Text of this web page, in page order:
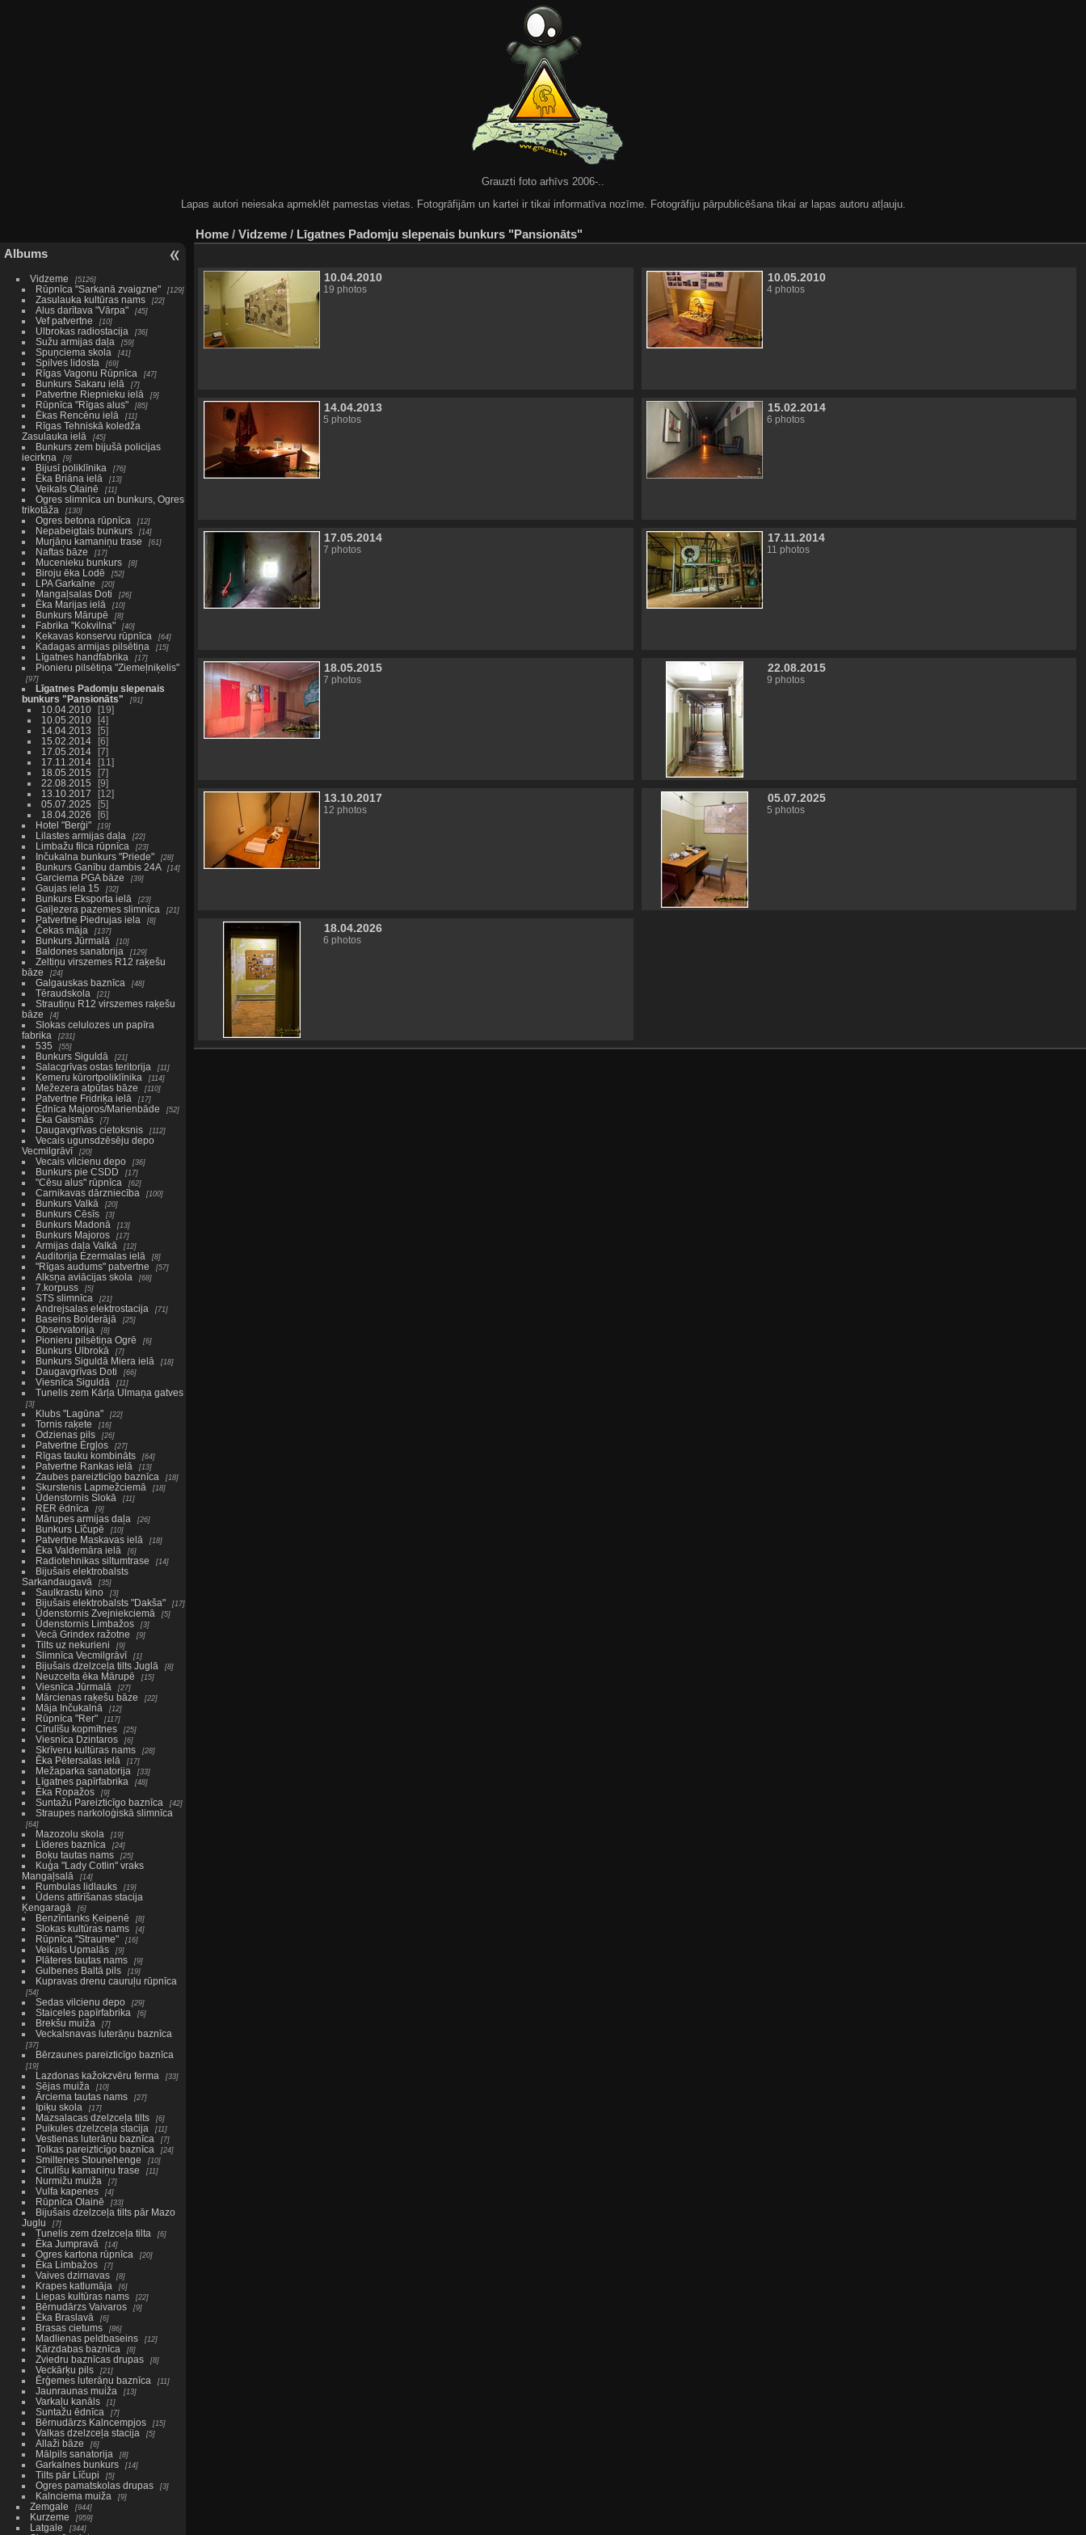
Grauzti foto arhīvs 2006-..
Lapas autori neiesaka apmeklēt pamestas vietas. Fotogrāfijām un kartei ir tikai informatīva nozīme. Fotogrāfiju pārpublicēšana tikai ar lapas autoru atļauju.
Albums
Vidzeme 5126
Rūpnīca "Sarkanā zvaigzne" 129
Zasulauka kultūras nams 22
Alus darītava "Vārpa" 45
Vef patvertne 10
Ulbrokas radiostacija 36
Sužu armijas daļa 59
Spuņciema skola 41
Spilves lidosta 69
Rīgas Vagonu Rūpnīca 47
Bunkurs Sakaru ielā 7
Patvertne Riepnieku ielā 9
Rūpnīca "Rīgas alus" 85
Ēkas Rencēnu ielā 11
Rīgas Tehniskā koledža
Zasulauka ielā
45
Bunkurs zem bijušā policijas
iecirkņa
9
Bijusī poliklīnika 76
Ēka Briāna ielā 13
Veikals Olainē 11
Ogres slimnīca un bunkurs, Ogres
trikotāža
130
Ogres betona rūpnīca 12
Nepabeigtais bunkurs 14
Murjāņu kamaniņu trase 61
Naftas bāze 17
Mucenieku bunkurs 8
Biroju ēka Lodē 52
LPA Garkalne 20
Mangaļsalas Doti 26
Ēka Marijas ielā 10
Bunkurs Mārupē 8
Fabrika "Kokvilna" 40
Ķekavas konservu rūpnīca 64
Kadagas armijas pilsētiņa 15
Līgatnes handfabrika 17
Pionieru pilsētiņa "Ziemeļniķelis"
97
Līgatnes Padomju slepenais
bunkurs "Pansionāts"
91
10.04.2010
19
10.05.2010
4
14.04.2013
5
15.02.2014
6
17.05.2014
7
17.11.2014
11
18.05.2015
7
22.08.2015
9
13.10.2017
12
05.07.2025
5
18.04.2026
6
Hotel "Berģi"
19
Lilastes armijas daļa 22
Limbažu filca rūpnīca 23
Inčukalna bunkurs "Priede" 28
Bunkurs Ganību dambis 24A 14
Garciema PGA bāze 39
Gaujas iela 15 32
Bunkurs Eksporta ielā 23
Gaiļezera pazemes slimnīca 21
Patvertne Piedrujas iela 8
Čekas māja 137
Bunkurs Jūrmalā 10
Baldones sanatorija 129
Zeltiņu virszemes R12 raķešu
bāze
24
Galgauskas baznīca 48
Tēraudskola 21
Strautiņu R12 virszemes raķešu
bāze
4
Slokas celulozes un papīra
fabrika
231
535 55
Bunkurs Siguldā 21
Salacgrīvas ostas teritorija 11
Ķemeru kūrortpoliklīnika 114
Mežezera atpūtas bāze 110
Patvertne Fridriķa ielā 17
Ēdnīca Majoros/Marienbāde 52
Ēka Gaismās 7
Daugavgrīvas cietoksnis 112
Vecais ugunsdzēsēju depo
Vecmilgrāvī
20
Vecais vilcienu depo 36
Bunkurs pie CSDD 17
"Cēsu alus" rūpnīca 62
Carnikavas dārzniecība 100
Bunkurs Valkā 20
Bunkurs Cēsīs 3
Bunkurs Madonā 13
Bunkurs Majoros 17
Armijas daļa Valkā 12
Auditorija Ezermalas ielā 8
"Rīgas audums" patvertne 57
Alksņa aviācijas skola 68
7.korpuss 5
STS slimnīca 21
Andrejsalas elektrostacija 71
Baseins Bolderājā 25
Observatorija 8
Pionieru pilsētiņa Ogrē 6
Bunkurs Ulbrokā 7
Bunkurs Siguldā Miera ielā 18
Daugavgrīvas Doti 66
Viesnīca Siguldā 11
Tunelis zem Kārļa Ulmaņa gatves
3
Klubs "Lagūna" 22
Tornis raķete 16
Odzienas pils 26
Patvertne Ērgļos 27
Rīgas tauku kombināts 64
Patvertne Rankas ielā 13
Zaubes pareizticīgo baznīca 18
Skurstenis Lapmežciemā 18
Ūdenstornis Slokā 11
RER ēdnīca 9
Mārupes armijas daļa 26
Bunkurs Līčupē 10
Patvertne Maskavas ielā 18
Ēka Valdemāra ielā 6
Radiotehnikas siltumtrase 14
Bijušais elektrobalsts
Sarkandaugavā
35
Saulkrastu kino 3
Bijušais elektrobalsts "Dakša" 17
Ūdenstornis Zvejniekciemā 5
Ūdenstornis Limbažos 3
Vecā Grindex ražotne 9
Tilts uz nekurieni 9
Slimnīca Vecmilgrāvī 1
Bijušais dzelzceļa tilts Juglā 8
Neuzcelta ēka Mārupē 15
Viesnīca Jūrmalā 27
Mārcienas raķešu bāze 22
Māja Inčukalnā 12
Rūpnīca "Rer" 117
Cīrulīšu kopmītnes 25
Viesnīca Dzintaros 6
Skrīveru kultūras nams 28
Ēka Pētersalas ielā 17
Mežaparka sanatorija 33
Līgatnes papīrfabrika 48
Ēka Ropažos 9
Suntažu Pareizticīgo baznīca 42
Straupes narkoloģiskā slimnīca
64
Mazozolu skola 19
Līderes baznīca 24
Boķu tautas nams 25
Kuģa "Lady Cotlin" vraks
Mangaļsalā
14
Rumbulas lidlauks 19
Ūdens attīrīšanas stacija
Ķengaragā
6
Benzīntanks Ķeipenē 8
Slokas kultūras nams 4
Rūpnīca "Straume" 16
Veikals Upmalās 9
Plāteres tautas nams 9
Gulbenes Baltā pils 19
Kupravas drenu cauruļu rūpnīca
54
Sedas vilcienu depo 29
Staiceles papīrfabrika 6
Brekšu muiža 7
Veckalsnavas luterāņu baznīca
37
Bērzaunes pareizticīgo baznīca
19
Lazdonas kažokzvēru ferma 33
Sējas muiža 10
Ārciema tautas nams 27
Ipiķu skola 17
Mazsalacas dzelzceļa tilts 6
Puikules dzelzceļa stacija 11
Vestienas luterāņu baznīca 7
Tolkas pareizticīgo baznīca 24
Smiltenes Stounehenge 10
Cīrulīšu kamaniņu trase 11
Nurmižu muiža 7
Vulfa kapenes 4
Rūpnīca Olainē 33
Bijušais dzelzceļa tilts pār Mazo
Juglu
7
Tunelis zem dzelzceļa tilta 6
Ēka Jumpravā 14
Ogres kartona rūpnīca 20
Ēka Limbažos 7
Vaives dzirnavas 8
Krapes katlumāja 6
Liepas kultūras nams 22
Bērnudārzs Vaivaros 9
Ēka Braslavā 6
Brasas cietums 86
Madlienas peldbaseins 12
Kārzdabas baznīca 8
Zviedru baznīcas drupas 8
Veckārķu pils 21
Ērģemes luterāņu baznīca 11
Jaunraunas muiža 13
Varkaļu kanāls 1
Suntažu ēdnīca 7
Bērnudārzs Kalncempjos 15
Valkas dzelzceļa stacija 5
Allaži bāze 6
Mālpils sanatorija 8
Garkalnes bunkurs 14
Tilts pār Līčupi 5
Ogres pamatskolas drupas 3
Kalnciema muiža 9
Zemgale 944
Kurzeme 959
Latgale 344
Home / Vidzeme / Līgatnes Padomju slepenais bunkurs "Pansionāts"
10.04.2010
19 photos
10.05.2010
4 photos
14.04.2013
5 photos
15.02.2014
6 photos
17.05.2014
7 photos
17.11.2014
11 photos
18.05.2015
7 photos
22.08.2015
9 photos
13.10.2017
12 photos
05.07.2025
5 photos
18.04.2026
6 photos